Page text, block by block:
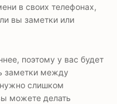
в своих телефонах,
вы заметки или
поэтому у вас будет
заметки между
слишком
можете делать